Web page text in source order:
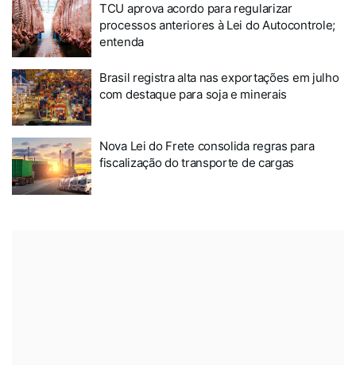
TCU aprova acordo para regularizar
processos anteriores à Lei do Autocontrole;
entenda
Brasil registra alta nas exportações em julho
com destaque para soja e minerais
Nova Lei do Frete consolida regras para
fiscalização do transporte de cargas